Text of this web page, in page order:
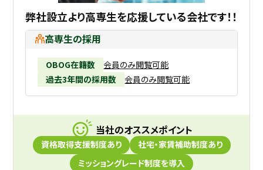
弊社設立より高専生を応援している会社です！！
高専生の採用
OBOG在籍数
会員のみ閲覧可能
過去3年間の採用数
会員のみ閲覧可能
当社のオススメポイント
資格取得支援制度あり
社宅・家賃補助制度あり
ミッショングレード制度を導入